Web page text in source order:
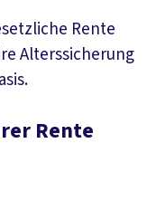
Rente
Alterssicherung
Rente